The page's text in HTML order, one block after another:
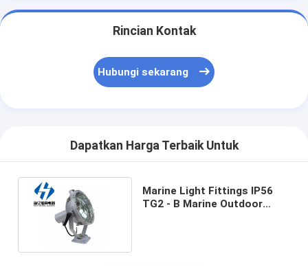
Rincian Kontak
Hubungi sekarang
Dapatkan Harga Terbaik Untuk
Marine Light Fittings IP56
TG2 - B Marine Outdoor